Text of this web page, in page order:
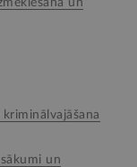
un
kriminālvajāšana
un